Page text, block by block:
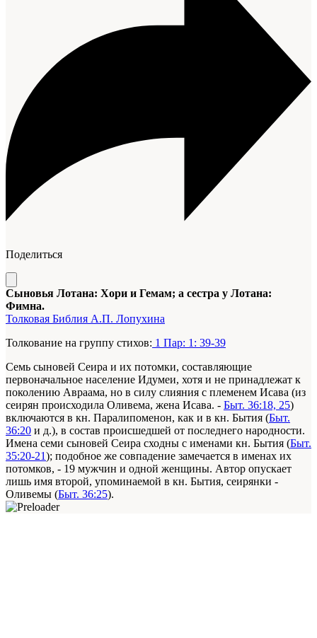
Поделиться
Сыновья Лотана: Хори и Гемам; а сестра у Лотана:
Фимна.
Толковая Библия А.П. Лопухина
Толкование на группу стихов: 1 Пар: 1: 39-39
Семь сыновей Сеира и их потомки, составляющие
первоначальное население Идумеи, хотя и не принадлежат к
поколению Авраама, но в силу слияния с племенем Исава (из
сеирян происходила Оливема, жена Исава. - Быт. 36:18, 25)
включаются в кн. Паралипоменон, как и в кн. Бытия (Быт.
36:20 и д.), в состав происшедшей от последнего народности.
Имена семи сыновей Сеира сходны с именами кн. Бытия (Быт.
35:20-21); подобное же совпадение замечается в именах их
потомков, - 19 мужчин и одной женщины. Автор опускает
лишь имя второй, упоминаемой в кн. Бытия, сеирянки -
Оливемы (Быт. 36:25).